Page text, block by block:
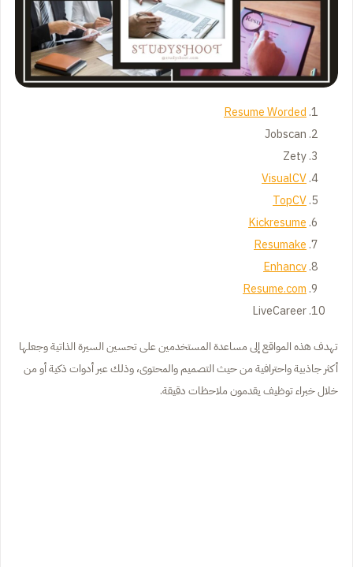
Resume Worded
Jobscan
Zety
VisualCV
TopCV
Kickresume
Resumake
Enhancv
Resume.com
LiveCareer
تهدف هذه المواقع إلى مساعدة المستخدمين على تحسين السيرة الذاتية وجعلها
أكثر جاذبية واحترافية من حيث التصميم والمحتوى، وذلك عبر أدوات ذكية أو من
خلال خبراء توظيف يقدمون ملاحظات دقيقة.